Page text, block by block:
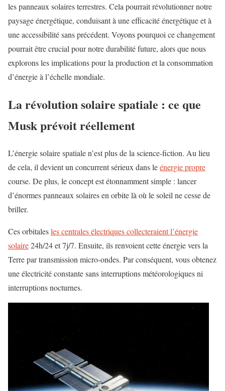
les panneaux solaires terrestres. Cela pourrait révolutionner notre
paysage énergétique, conduisant à une efficacité énergétique et à
une accessibilité sans précédent. Voyons pourquoi ce changement
pourrait être crucial pour notre durabilité future, alors que nous
explorons les implications pour la production et la consommation
d’énergie à l’échelle mondiale.
La révolution solaire spatiale : ce que
Musk prévoit réellement
L’énergie solaire spatiale n’est plus de la science-fiction. Au lieu
de cela, il devient un concurrent sérieux dans leénergie propre
course. De plus, le concept est étonnamment simple : lancer
d’énormes panneaux solaires en orbite là où le soleil ne cesse de
briller.
Ces orbitalesles centrales électriques collecteraient l’énergie
solaire24h/24 et 7j/7. Ensuite, ils renvoient cette énergie vers la
Terre par transmission micro-ondes. Par conséquent, vous obtenez
une électricité constante sans interruptions météorologiques ni
interruptions nocturnes.